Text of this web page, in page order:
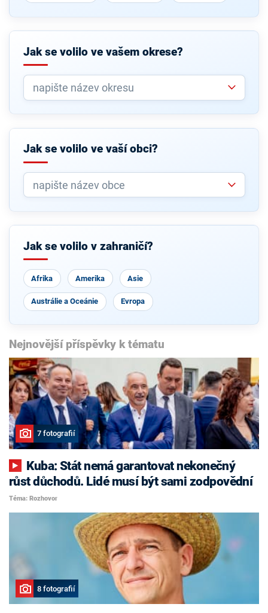
Jak se volilo ve vašem okrese?
Jak se volilo ve vaší obci?
Jak se volilo v zahraničí?
Afrika Amerika Asie
Austrálie a Oceánie Evropa
Nejnovější příspěvky k tématu
7 fotografií
růst důchodů. Lidé musí být sami zodpovědní
Téma: Rozhovor
8 fotografií